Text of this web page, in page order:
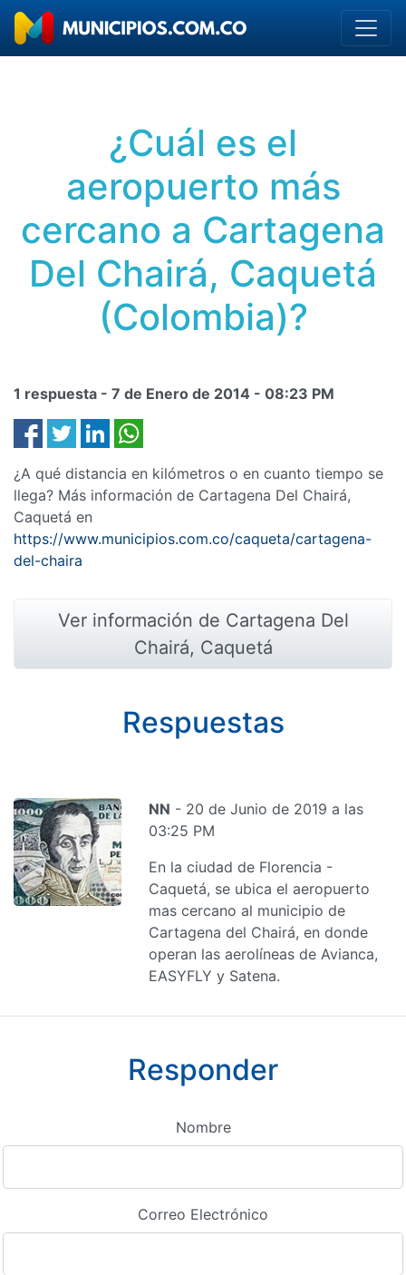
¿Cuál es el
aeropuerto más
cercano a Cartagena
Del Chairá, Caquetá
(Colombia)?
1 respuesta - 7 de Enero de 2014 - 08:23 PM
¿A qué distancia en kilómetros o en cuanto tiempo se
llega? Más información de Cartagena Del Chairá,
Caquetá en
https://www.municipios.com.co/caqueta/cartagena-
del-chaira
Ver información de Cartagena Del
Chairá, Caquetá
Respuestas
NN - 20 de Junio de 2019 a las
03:25 PM
En la ciudad de Florencia -
Caquetá, se ubica el aeropuerto
mas cercano al municipio de
Cartagena del Chairá, en donde
operan las aerolíneas de Avianca,
EASYFLY y Satena.
Responder
Nombre
Correo Electrónico